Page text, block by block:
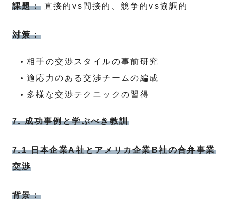
課題： 直接的vs間接的、競争的vs協調的
対策：
相手の交渉スタイルの事前研究
適応力のある交渉チームの編成
多様な交渉テクニックの習得
7. 成功事例と学ぶべき教訓
7.1 日本企業A社とアメリカ企業B社の合弁事業
交渉
背景：